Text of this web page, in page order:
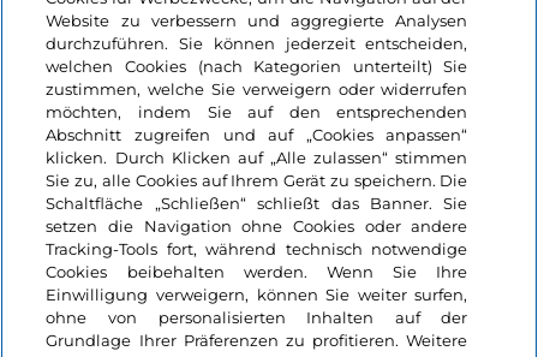
Bleiben wir in Kontakt
Website zu verbessern und aggregierte Analysen
durchzuführen. Sie können jederzeit entscheiden,
welchen Cookies (nach Kategorien unterteilt) Sie
zustimmen, welche Sie verweigern oder widerrufen
möchten, indem Sie auf den entsprechenden
Abschnitt zugreifen und auf „Cookies anpassen“
klicken. Durch Klicken auf „Alle zulassen“ stimmen
Sie zu, alle Cookies auf Ihrem Gerät zu speichern. Die
Schaltfläche „Schließen“ schließt das Banner. Sie
setzen die Navigation ohne Cookies oder andere
Tracking-Tools fort, während technisch notwendige
Cookies beibehalten werden. Wenn Sie Ihre
Einwilligung verweigern, können Sie weiter surfen,
ohne von personalisierten Inhalten auf der
Grundlage Ihrer Präferenzen zu profitieren. Weitere